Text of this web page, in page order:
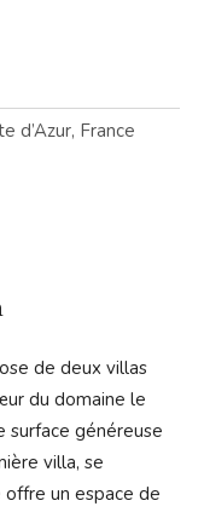
d’Azur, France
de deux villas
du domaine le
surface généreuse
villa, se
un espace de